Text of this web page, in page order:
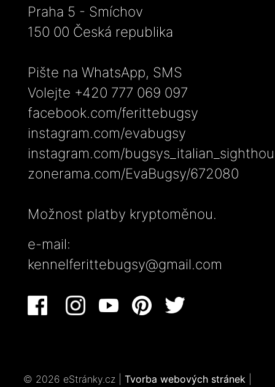
Praha 5 - Smíchov
150 00 Česká republika
Pište na WhatsApp, SMS
Volejte +420 777 069 097
facebook.com/ferittebugsy
instagram.com/evabugsy
instagram.com/
zonerama.com/EvaBugsy/672080
Možnost platby kryptoměnou.
e-mail:
kennelferittebugsy@gmail.com
© 2026 eStránky.cz Tvorba webových stránek